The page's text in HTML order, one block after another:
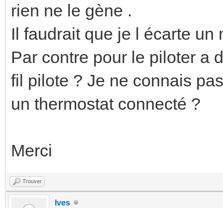
rien ne le gène .
Il faudrait que je l écarte un
Par contre pour le piloter a
fil pilote ? Je ne connais
un thermostat connecté ?
Merci
Trouver
Ives